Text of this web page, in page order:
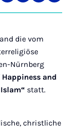
auf auf über
die vom
Nürnberg
Happiness and
statt.
christliche